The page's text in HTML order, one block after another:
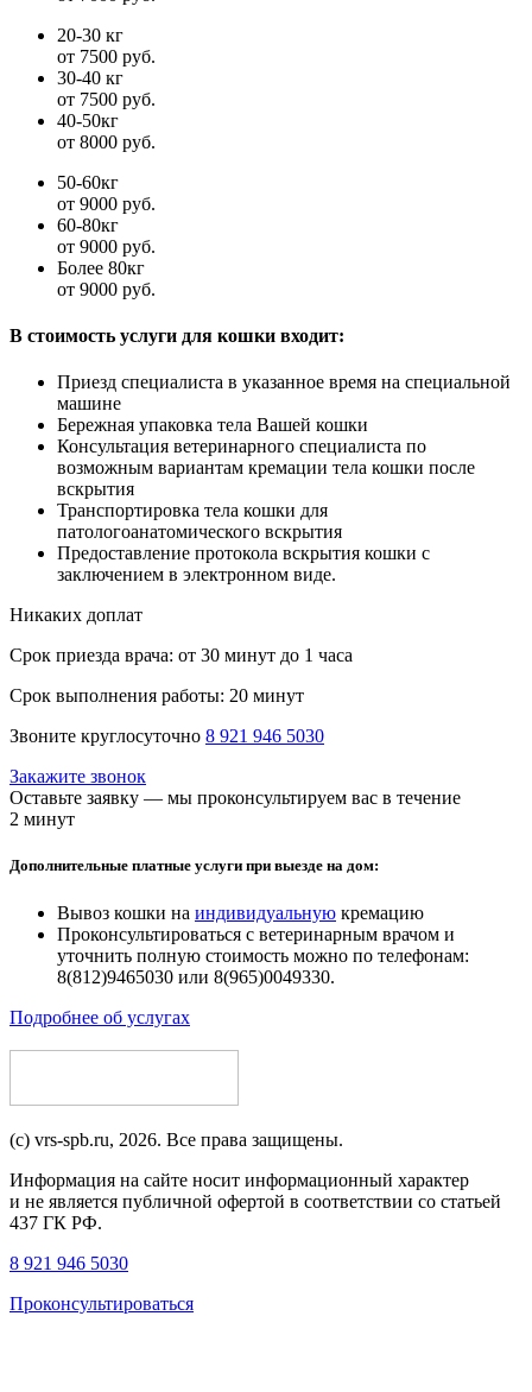
20-30 кг
от 7500 руб.
30-40 кг
от 7500 руб.
40-50кг
от 8000 руб.
50-60кг
от 9000 руб.
60-80кг
от 9000 руб.
Более 80кг
от 9000 руб.
В стоимость услуги для кошки входит:
Приезд специалиста в указанное время на специальной
машине
Бережная упаковка тела Вашей кошки
Консультация ветеринарного специалиста по
возможным вариантам кремации тела кошки после
вскрытия
Транспортировка тела кошки для
патологоанатомического вскрытия
Предоставление протокола вскрытия кошки с
заключением в электронном виде.
Никаких доплат
Срок приезда врача: от 30 минут до 1 часа
Срок выполнения работы: 20 минут
Звоните круглосуточно 8 921 946 5030
Закажите звонок
Оставьте заявку — мы проконсультируем вас в течение
2 минут
Дополнительные платные услуги при выезде на дом:
Вывоз кошки на индивидуальную кремацию
Проконсультироваться с ветеринарным врачом и
уточнить полную стоимость можно по телефонам:
8(812)9465030 или 8(965)0049330.
Подробнее об услугах
(c) vrs-spb.ru, 2026. Все права защищены.
Информация на сайте носит информационный характер
и не является публичной офертой в соответствии со статьей
437 ГК РФ.
8 921 946 5030
Проконсультироваться